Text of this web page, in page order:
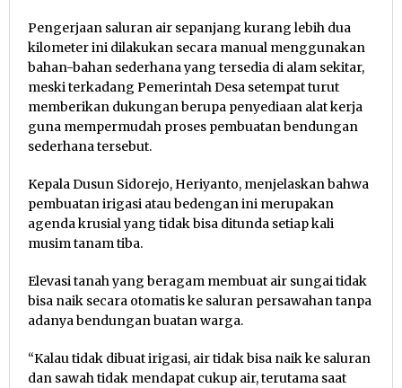
Pengerjaan saluran air sepanjang kurang lebih dua
kilometer ini dilakukan secara manual menggunakan
bahan-bahan sederhana yang tersedia di alam sekitar,
meski terkadang Pemerintah Desa setempat turut
memberikan dukungan berupa penyediaan alat kerja
guna mempermudah proses pembuatan bendungan
sederhana tersebut.
Kepala Dusun Sidorejo, Heriyanto, menjelaskan bahwa
pembuatan irigasi atau bedengan ini merupakan
agenda krusial yang tidak bisa ditunda setiap kali
musim tanam tiba.
Elevasi tanah yang beragam membuat air sungai tidak
bisa naik secara otomatis ke saluran persawahan tanpa
adanya bendungan buatan warga.
“Kalau tidak dibuat irigasi, air tidak bisa naik ke saluran
dan sawah tidak mendapat cukup air, terutama saat